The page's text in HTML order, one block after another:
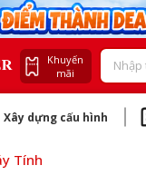
Khuyến
mãi
Xây dựng cấu hình
Tính